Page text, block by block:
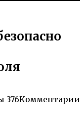
376Комментарии